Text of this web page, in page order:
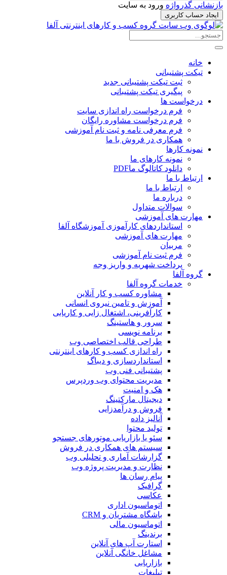
بازنشانی گذرواژه ورود به سایت
ایجاد حساب کاربری
خانه
تیکت پشتیبانی
ثبت تیکت پشتیبانی جدید
پیگیری تیکت پشتیبانی
درخواست ها
فرم درخواست راه اندازی سایت
فرم درخواست مشاوره رایگان
فرم معرفی نامه و ثبت نام آموزشی
همکاری در فروش با ما
نمونه کارها
نمونه کارهای ما
دانلود کاتالوگ ماPDF
ارتباط با ما
ارتباط با ما
درباره ما
سوالات متداول
مهارت های آموزشی
استانداردهای کارآموزی آموزشگاه آلفا
مهارت های آموزشی
مربیان
فرم ثبت نام آموزشی
پرداخت شهریه و واریز وجه
گروه آلفا
خدمات گروه آلفا
مشاوره کسب و کار آنلاین
آموزش و تامین نیروی انسانی
کارآفرینی، اشتغال زایی و کاریابی
سرور و هاستینگ
برنامه نویسی
طراحی قالب اختصاصی وب
راه اندازی کسب و کارهای اینترنتی
استانداردسازی و دیباگ
پشتیبانی فنی وب
مدیریت محتوای وب وردپرس
هک و امنیت
دیجیتال مارکتینگ
فروش و درآمدزایی
آنالیز داده
تولید محتوا
سئو یا بازاریابی موتورهای جستجو
سیستم های همکاری در فروش
گزارشات آماری و تحلیلی وب
نظارت و مدیریت پروژه وب
پیام رسان ها
گرافیک
عکاسی
اتوماسیون اداری
باشگاه مشتریان و CRM
اتوماسیون مالی
برندینگ
استارت آپ های آنلاین
مشاغل خانگی آنلاین
بازاریابی
تبلیغات